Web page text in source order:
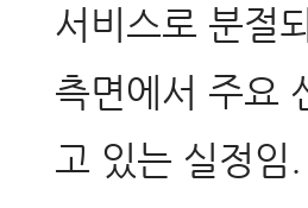
서비스로 분절
측면에서 주요
고 있는 실정임.